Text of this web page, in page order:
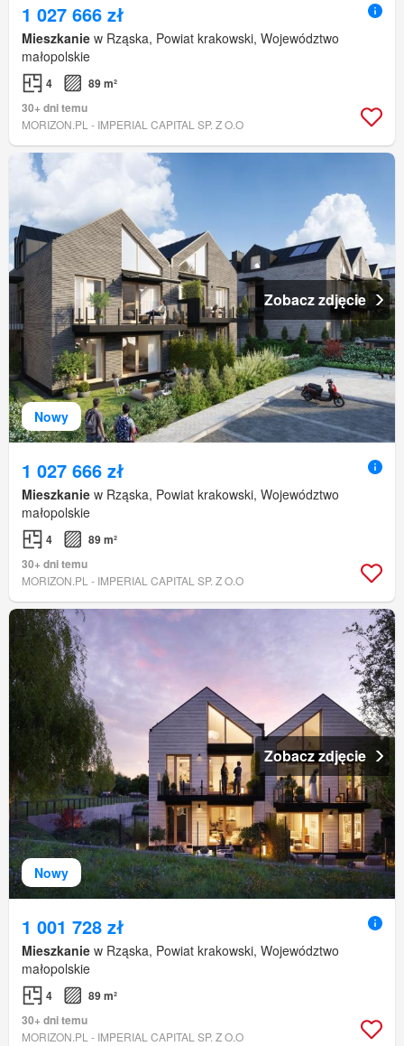
1 027 666 zł
Mieszkanie w Rząska, Powiat krakowski, Województwo
małopolskie
4
89 m²
30+ dni temu
MORIZON.PL - IMPERIAL CAPITAL SP. Z O.O
Nowy
Zobacz zdjęcie
1 027 666 zł
Mieszkanie w Rząska, Powiat krakowski, Województwo
małopolskie
4
89 m²
30+ dni temu
MORIZON.PL - IMPERIAL CAPITAL SP. Z O.O
Nowy
Zobacz zdjęcie
1 001 728 zł
Mieszkanie w Rząska, Powiat krakowski, Województwo
małopolskie
4
89 m²
30+ dni temu
MORIZON.PL - IMPERIAL CAPITAL SP. Z O.O